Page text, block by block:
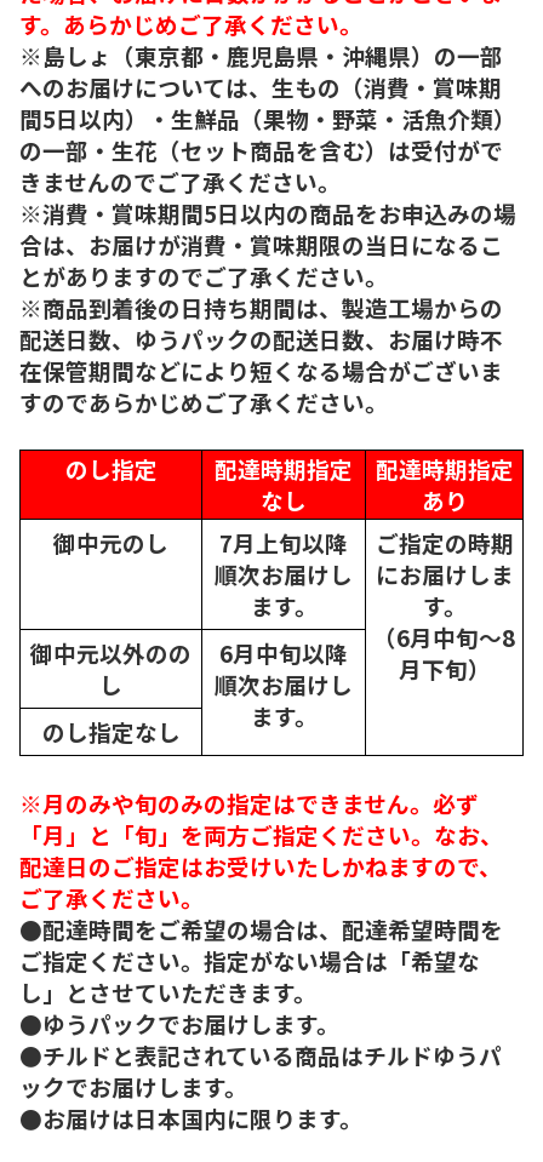
す。あらかじめご了承ください。
※島しょ（東京都・鹿児島県・沖縄県）の一部
へのお届けについては、生もの（消費・賞味期
間5日以内）・生鮮品（果物・野菜・活魚介類）
の一部・生花（セット商品を含む）は受付がで
きませんのでご了承ください。
※消費・賞味期間5日以内の商品をお申込みの場
合は、お届けが消費・賞味期限の当日になるこ
とがありますのでご了承ください。
※商品到着後の日持ち期間は、製造工場からの
配送日数、ゆうパックの配送日数、お届け時不
在保管期間などにより短くなる場合がございま
すのであらかじめご了承ください。
のし指定
配達時期指定
なし
配達時期指定
あり
御中元のし
7月上旬以降
順次お届けし
ます。
ご指定の時期
にお届けしま
す。
（6月中旬～8
月下旬）
御中元以外のの
し
6月中旬以降
順次お届けし
ます。
のし指定なし
※月のみや旬のみの指定はできません。必ず
「月」と「旬」を両方ご指定ください。なお、
配達日のご指定はお受けいたしかねますので、
ご了承ください。
●配達時間をご希望の場合は、配達希望時間を
ご指定ください。指定がない場合は「希望な
し」とさせていただきます。
●ゆうパックでお届けします。
●チルドと表記されている商品はチルドゆうパ
ックでお届けします。
●お届けは日本国内に限ります。